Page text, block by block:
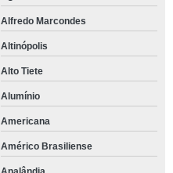
Alfredo Marcondes
Altinópolis
Alto Tiete
Alumínio
Americana
Américo Brasiliense